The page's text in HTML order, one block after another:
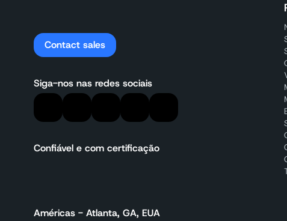
Contact sales
Siga-nos nas redes sociais
Confiável e com certificação
Américas - Atlanta, GA, EUA